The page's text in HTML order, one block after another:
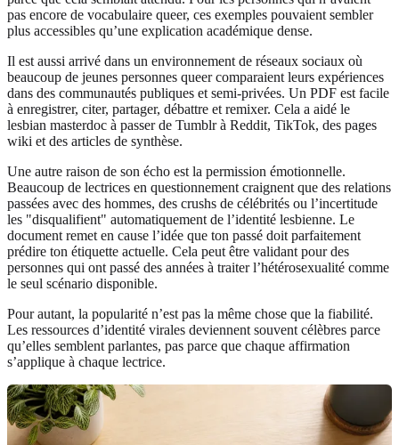
pas encore de vocabulaire queer, ces exemples pouvaient sembler
plus accessibles qu’une explication académique dense.
Il est aussi arrivé dans un environnement de réseaux sociaux où
beaucoup de jeunes personnes queer comparaient leurs expériences
dans des communautés publiques et semi-privées. Un PDF est facile
à enregistrer, citer, partager, débattre et remixer. Cela a aidé le
lesbian masterdoc à passer de Tumblr à Reddit, TikTok, des pages
wiki et des articles de synthèse.
Une autre raison de son écho est la permission émotionnelle.
Beaucoup de lectrices en questionnement craignent que des relations
passées avec des hommes, des crushs de célébrités ou l’incertitude
les "disqualifient" automatiquement de l’identité lesbienne. Le
document remet en cause l’idée que ton passé doit parfaitement
prédire ton étiquette actuelle. Cela peut être validant pour des
personnes qui ont passé des années à traiter l’hétérosexualité comme
le seul scénario disponible.
Pour autant, la popularité n’est pas la même chose que la fiabilité.
Les ressources d’identité virales deviennent souvent célèbres parce
qu’elles semblent parlantes, pas parce que chaque affirmation
s’applique à chaque lectrice.